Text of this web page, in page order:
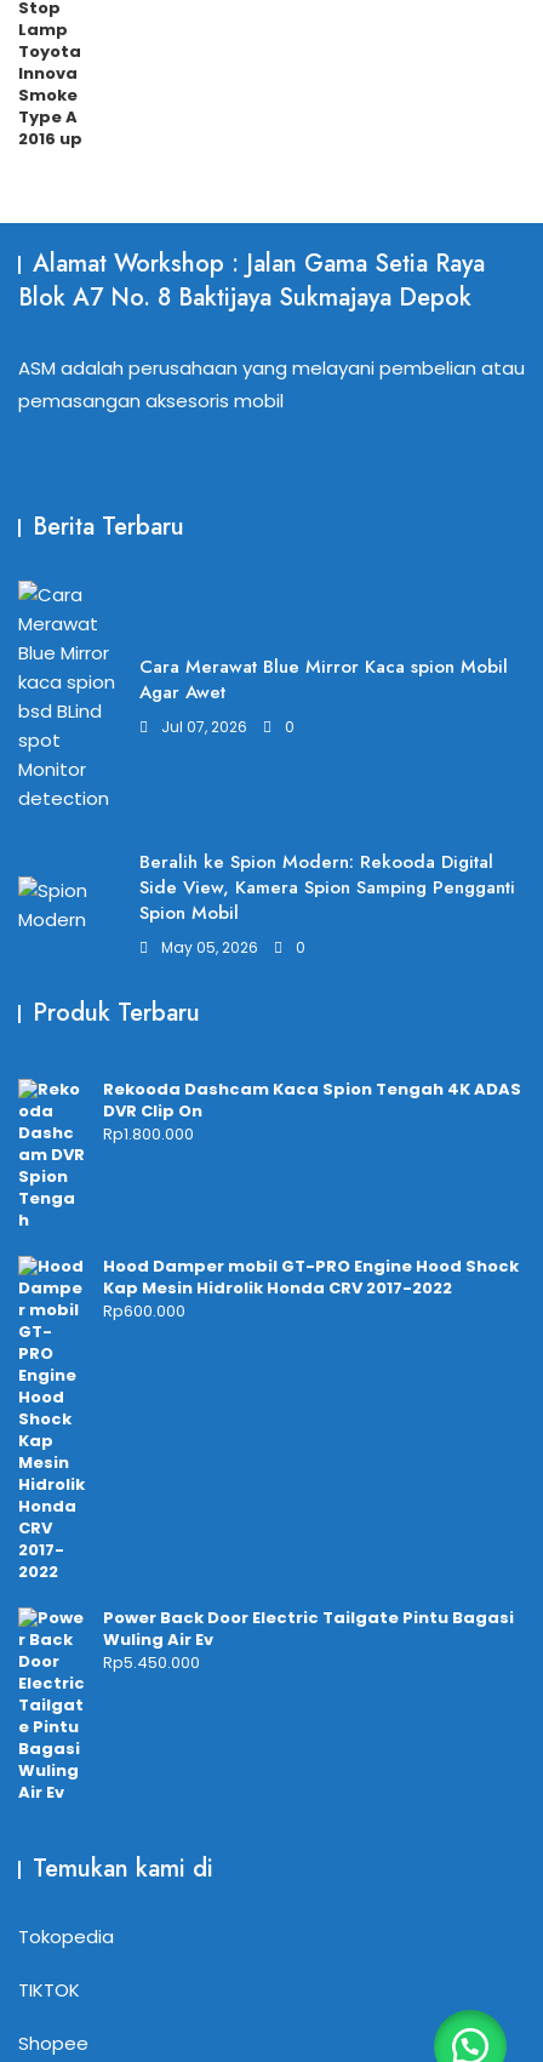
Alamat Workshop : Jalan Gama Setia Raya
Blok A7 No. 8 Baktijaya Sukmajaya Depok
ASM adalah perusahaan yang melayani pembelian atau
pemasangan aksesoris mobil
Berita Terbaru
Cara Merawat Blue Mirror Kaca spion Mobil
Agar Awet
Jul 07, 2026 0
Beralih ke Spion Modern: Rekooda Digital
Side View, Kamera Spion Samping Pengganti
Spion Mobil
May 05, 2026 0
Produk Terbaru
Rekooda Dashcam Kaca Spion Tengah 4K ADAS
DVR Clip On
Rp1.800.000
Hood Damper mobil GT-PRO Engine Hood Shock
Kap Mesin Hidrolik Honda CRV 2017-2022
Rp600.000
Power Back Door Electric Tailgate Pintu Bagasi
Wuling Air Ev
Rp5.450.000
Temukan kami di
Tokopedia
TIKTOK
Shopee